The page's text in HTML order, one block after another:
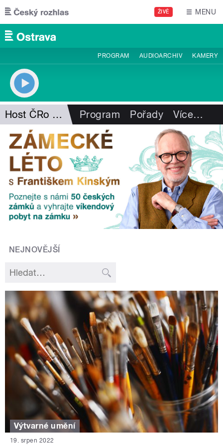
Přejít k hlavnímu obsahu
ŽIVĚ MENU
PROGRAM AUDIOARCHIV KAMERY
Host ČRo Ostrava Program Pořady Více…
NEJNOVĚJŠÍ
Výtvarné umění
19. srpen 2022